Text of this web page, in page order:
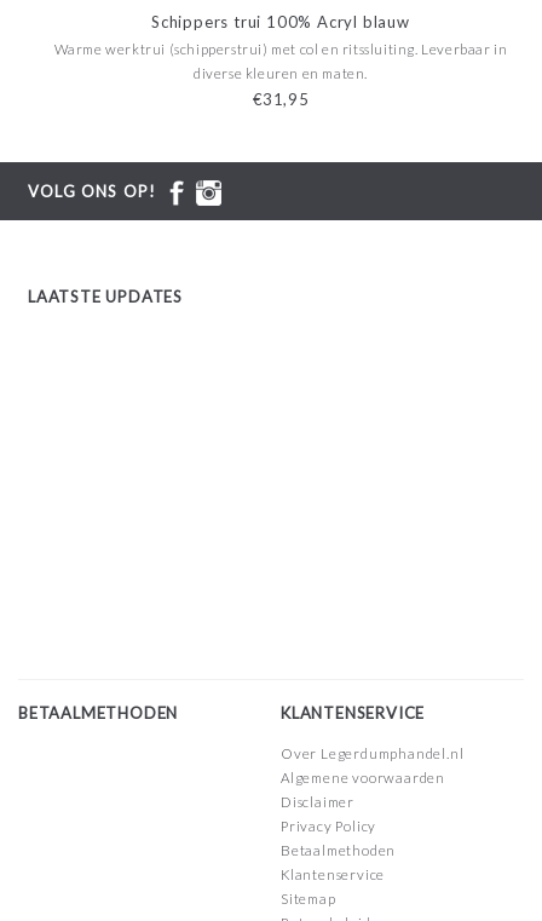
Schippers trui 100% Acryl blauw
Warme werktrui (schipperstrui) met col en ritssluiting. Leverbaar in
diverse kleuren en maten.
€31,95
VOLG ONS OP!
LAATSTE UPDATES
BETAALMETHODEN KLANTENSERVICE
Over Legerdumphandel.nl
Algemene voorwaarden
Disclaimer
Privacy Policy
Betaalmethoden
Klantenservice
Sitemap